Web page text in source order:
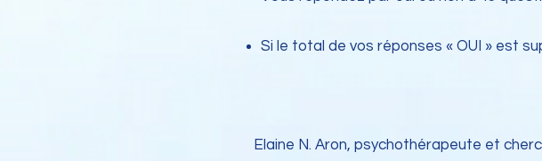
Si le total de vos réponses « OUI » est
Elaine N. Aron, psychothérapeute et